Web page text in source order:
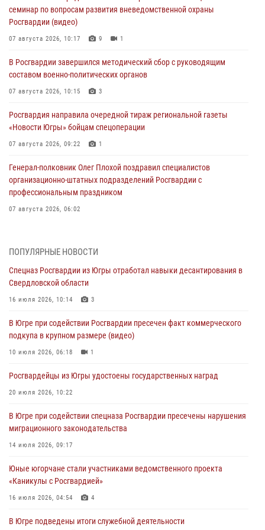
семинар по вопросам развития вневедомственной охраны
Росгвардии (видео)
07 августа 2026, 10:17 9 1
В Росгвардии завершился методический сбор с руководящим
составом военно-политических органов
07 августа 2026, 10:15 3
Росгвардия направила очередной тираж региональной газеты
«Новости Югры» бойцам спецоперации
07 августа 2026, 09:22 1
Генерал-полковник Олег Плохой поздравил специалистов
организационно-штатных подразделений Росгвардии с
профессиональным праздником
07 августа 2026, 06:02
Военнослужащие Росгвардии сбили дрон-разведчик ВСУ на южном
направлении
Офицеры Росгвардии и ветераны войск правопорядка почтили
память генерала армии Ивана Кирилловича Яковлева
В Югре при силовой поддержке ОМОН Росгвардии задержаны
06 августа 2026, 09:07 2 1
Урайский отдел вневедомственной охраны Росгвардии отмечает
05 августа 2026, 12:01 3
ПОПУЛЯРНЫЕ НОВОСТИ
Спецназ Росгвардии из Югры отработал навыки десантирования в
Свердловской области
16 июля 2026, 10:14 3
В Югре при содействии Росгвардии пресечен факт коммерческого
подкупа в крупном размере (видео)
10 июля 2026, 06:18 1
Росгвардейцы из Югры удостоены государственных наград
20 июля 2026, 10:22
В Югре при содействии спецназа Росгвардии пресечены нарушения
миграционного законодательства
14 июля 2026, 09:17
Юные югорчане стали участниками ведомственного проекта
«Каникулы с Росгвардией»
16 июля 2026, 04:54 4
В Югре подведены итоги служебной деятельности